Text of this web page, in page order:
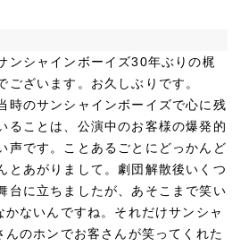
ンシャインボーイズ30年ぶりの梶
ございます。お久しぶりです。
時のサンシャインボーイズで心に残
ることは、公演中のお客様の爆発的
声です。ことあるごとにどっかんど
とあがりまして。劇団解散後いくつ
台に立ちましたが、あそこまで笑い
ないんですね。それだけサンシャ
んのホンでお客さんが笑ってくれた